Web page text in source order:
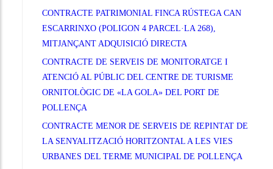
CONTRACTE PATRIMONIAL FINCA RÚSTEGA CAN
ESCARRINXO (POLIGON 4 PARCEL·LA 268),
MITJANÇANT ADQUISICIÓ DIRECTA
CONTRACTE DE SERVEIS DE MONITORATGE I
ATENCIÓ AL PÚBLIC DEL CENTRE DE TURISME
ORNITOLÒGIC DE «LA GOLA» DEL PORT DE
POLLENÇA
CONTRACTE MENOR DE SERVEIS DE REPINTAT DE
LA SENYALITZACIÓ HORITZONTAL A LES VIES
URBANES DEL TERME MUNICIPAL DE POLLENÇA